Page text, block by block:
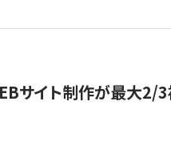
サイト制作が最大2/3